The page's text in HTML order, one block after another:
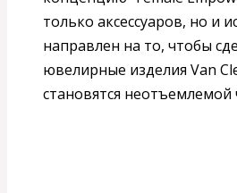
только аксессуаров, но и
направлен на то, чтобы
ювелирные изделия Van
становятся